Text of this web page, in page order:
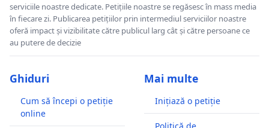
serviciile noastre dedicate. Petițiile noastre se regăsesc în mass media
în fiecare zi. Publicarea petițiilor prin intermediul serviciilor noastre
oferă impact și vizibilitate către publicul larg cât și către persoane ce
au putere de decizie
Ghiduri
Cum să începi o petiție
online
Mai multe
Inițiază o petiție